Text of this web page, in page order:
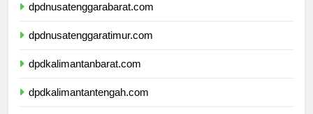
dpdnusatenggarabarat.com
dpdnusatenggaratimur.com
dpdkalimantanbarat.com
dpdkalimantantengah.com